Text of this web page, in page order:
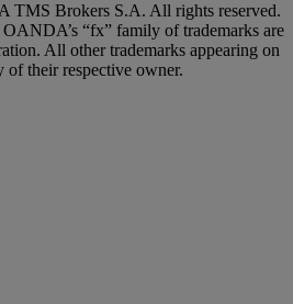
TMS Brokers S.A. All rights reserved.
“fx” family of trademarks are
All other trademarks appearing on
of their respective owner.